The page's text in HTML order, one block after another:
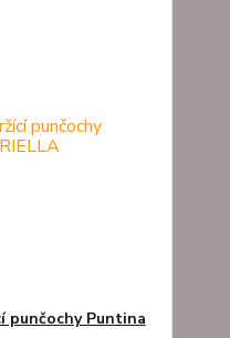
punčochy Puntina